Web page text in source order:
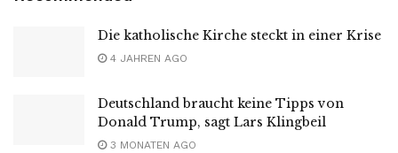
Die katholische Kirche steckt in einer Krise
4 JAHREN AGO
Deutschland braucht keine Tipps von
Donald Trump, sagt Lars Klingbeil
3 MONATEN AGO